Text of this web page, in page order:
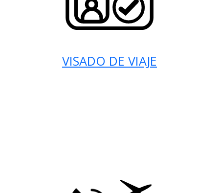
VISADO DE VIAJE